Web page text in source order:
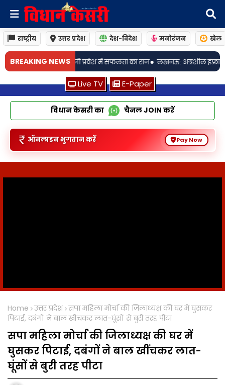
राष्ट्रीय उत्तर प्रदेश देश-विदेश मनोरंजन खेल
BREAKING NEWS
का राज• लखनऊ: अग्रशील इंफ्राटेक प्राइवेट लिमिटेड ने लखनऊ में आश्रयम
Live TV E-Paper
विधान केसरी का चैनलJOIN करें
ऑनलाइन भुगतान करें Pay Now
Home उत्तर प्रदेश सपा महिला मोर्चा की जिलाध्यक्ष की घर में घुसकर
पिटाई, दबंगों ने बाल खींचकर लात-घूंसों से बुरी तरह पीटा
सपा महिला मोर्चा की जिलाध्यक्ष की घर में
घुसकर पिटाई, दबंगों ने बाल खींचकर लात-
घूंसों से बुरी तरह पीटा